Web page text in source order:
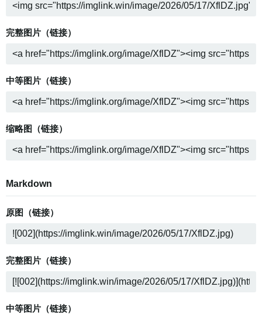
完整图片（链接）
中等图片（链接）
缩略图（链接）
Markdown
原图（链接）
完整图片（链接）
中等图片（链接）